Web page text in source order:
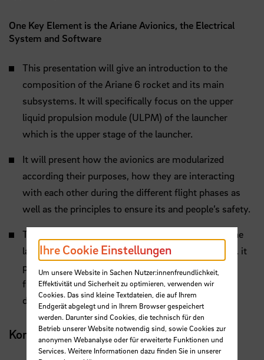
One Key Element is the Ariane Avionics, the Electrical
System and Software
This presentation will give an introduction to the
composition of the Ariane 6 rocket and its main
subsystems. It will specifically focus on the upper
liquid propulsion module (ULPM) of the launcher
which is the upper stage of the launcher.
It will present how the avionics are modularized
according their purposes, how they are interacting
with each other during the different flight phases as
well as the principles to ensure its and people’s safety.
This presentation provides a generalized view on the
launcher avionics to the required main modules, i.e. it
provides a global description of the main avionics
functions. They do not correspond to A6 avionics
denotations except for examples.
Kontakt
Ihre Cookie Einstellungen
Um unsere Website in Sachen Nutzer:innenfreundlichkeit,
Effektivität und Sicherheit zu optimieren, verwenden wir
Cookies. Das sind kleine Textdateien, die auf Ihrem
Endgerät abgelegt und in Ihrem Browser gespeichert
werden. Darunter sind Cookies, die technisch für den
Betrieb unserer Website notwendig sind, sowie Cookies zur
anonymen Webanalyse oder für erweiterte Funktionen und
Services. Weitere Informationen dazu finden Sie in unserer